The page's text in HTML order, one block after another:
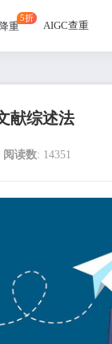
重
5折
AIGC查重
献综述法
阅读数: 14351